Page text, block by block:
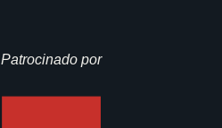
Patrocinado por